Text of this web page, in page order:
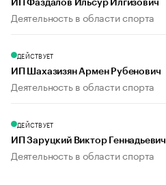
ИП Фаздалов Ильсур Илгизович
Деятельность в области спорта
ДЕЙСТВУЕТ
ИП Шахазизян Армен Рубенович
Деятельность в области спорта
ДЕЙСТВУЕТ
ИП Заруцкий Виктор Геннадьевич
Деятельность в области спорта